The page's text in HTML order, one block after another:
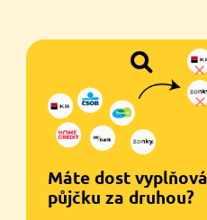
Máte dost
půjčku za druhou?